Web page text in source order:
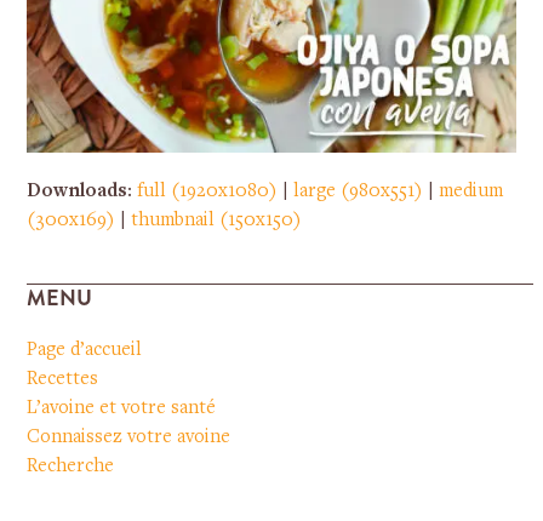
Downloads:full (1920x1080) |large (980x551) |medium
(300x169)
|thumbnail (150x150)
MENU
Page d’accueil
Recettes
L’avoine et votre santé
Connaissez votre avoine
Recherche